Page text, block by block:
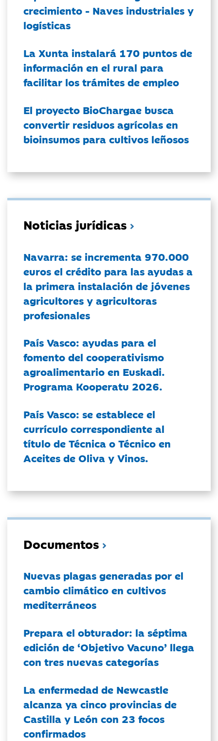
crecimiento - Naves industriales y
logísticas
La Xunta instalará 170 puntos de
información en el rural para
facilitar los trámites de empleo
El proyecto BioChargae busca
convertir residuos agrícolas en
bioinsumos para cultivos leñosos
Noticias jurídicas
Navarra: se incrementa 970.000
euros el crédito para las ayudas a
la primera instalación de jóvenes
agricultores y agricultoras
profesionales
País Vasco: ayudas para el
fomento del cooperativismo
agroalimentario en Euskadi.
Programa Kooperatu 2026.
País Vasco: se establece el
currículo correspondiente al
título de Técnica o Técnico en
Aceites de Oliva y Vinos.
Documentos
Nuevas plagas generadas por el
cambio climático en cultivos
mediterráneos
Prepara el obturador: la séptima
edición de ‘Objetivo Vacuno’ llega
con tres nuevas categorías
La enfermedad de Newcastle
alcanza ya cinco provincias de
Castilla y León con 23 focos
confirmados